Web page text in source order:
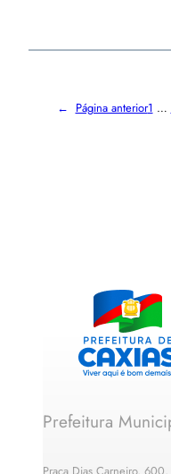
← Página anterior1 …
Prefeitura